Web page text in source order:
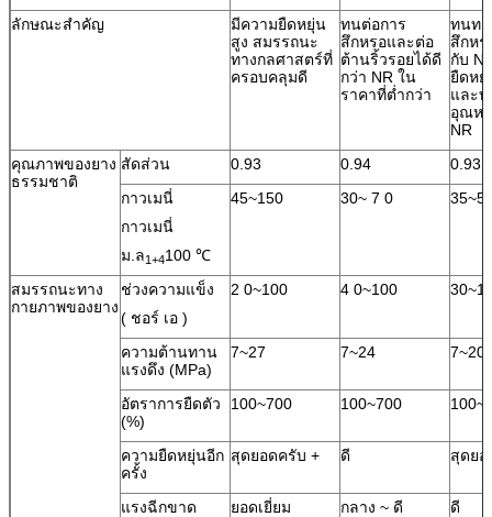
ลักษณะสำคัญ
มีความยืดหยุ่น
สูง สมรรถนะ
ทางกลศาสตร์ที่
ครอบคลุมดี
ทนต่อการ
สึกหรอและต่อ
ต้านริ้วรอยได้ดี
กว่า NR ใน
ราคาที่ต่ำกว่า
ทนทา
สึกหร
กับ
ยืดหยุ่
และ
อุณห
NR
คุณภาพของยาง
ธรรมชาติ
สัดส่วน 0.93 0.94
0.93
กาวเมนี่
กาวเมนี่
ม.ล1+4100 ℃
45~150 30~ 7 0
สมรรถนะทาง
กายภาพของยาง
ช่วงความแข็ง
( ชอร์ เอ )
2 0~100 4 0~100
ความต้านทาน
แรงดึง (MPa)
7~27 7~24 7~20
อัตราการยืดตัว
(%)
100~700 100~700
ความยืดหยุ่นอีก
ครั้ง
สุดยอดครับ + ดี สุดยอ
แรงฉีกขาด ยอดเยี่ยม กลาง ~ ดี
ดี